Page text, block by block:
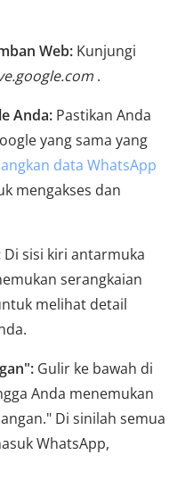
Web: Kunjungi
.
Anda: Pastikan Anda
yang sama yang
data WhatsApp
mengakses dan
Di sisi kiri antarmuka
serangkaian
melihat detail
Gulir ke bawah di
Anda menemukan
Di sinilah semua
WhatsApp,